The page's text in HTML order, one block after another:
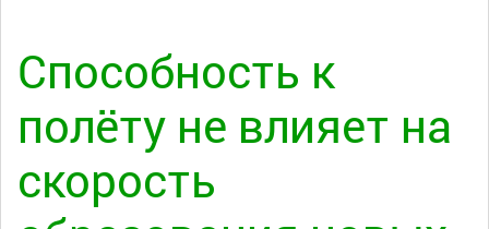
Способность к
полёту не влияет на
скорость